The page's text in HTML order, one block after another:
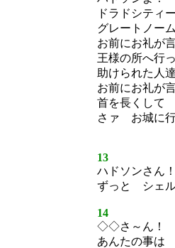
ドラドシティ
グレートノー
お前にお礼が
王様の所へ行
助けられた人
お前にお礼が
首を長くして
さァ お城に
13
ハドソンさん
ずっと シェル
14
◇◇さ～ん！
あんたの事は